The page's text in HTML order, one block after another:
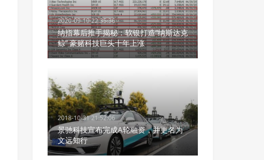
2020-09-19 22:35:36
纳指幕后推手揭秘：软银打造“纳斯达克
鲸” 豪赌科技巨头十年上涨
2018-10-31 21:52:06
景驰科技宣布完成A轮融资，并更名为
文远知行